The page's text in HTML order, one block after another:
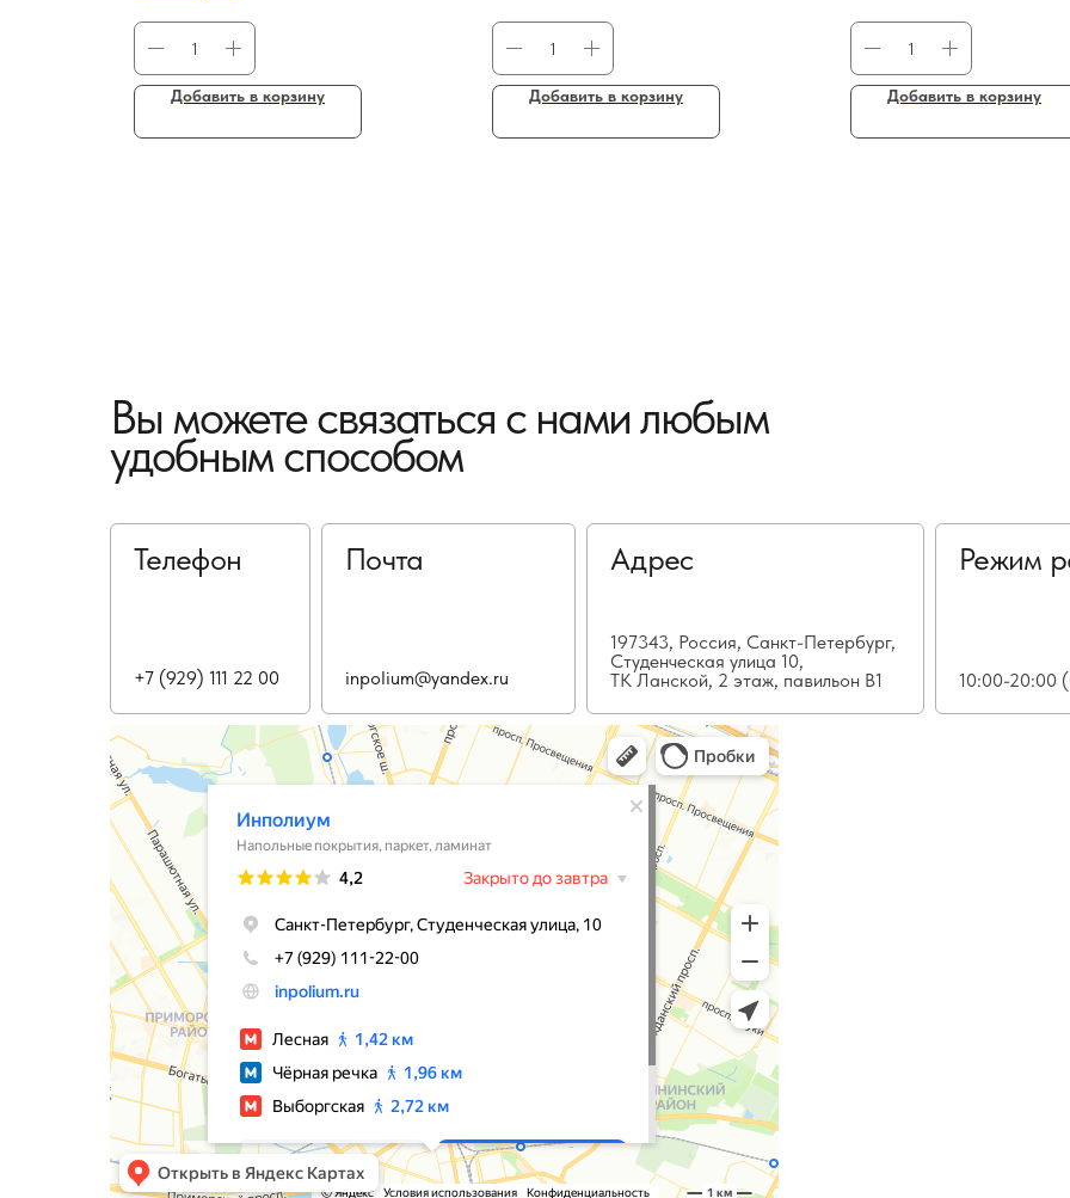
Добавить в корзину Добавить в корзину Добавить в корзину
Вы можете связаться с нами любым
удобным способом
Телефон Почта Адрес
197343, Россия, Санкт-Петербург,
Студенческая улица 10,
ТК Ланской, 2 этаж, павильон В1
Режим
10:00-20:00
+7 (929) 111 22 00 inpolium@yandex.ru